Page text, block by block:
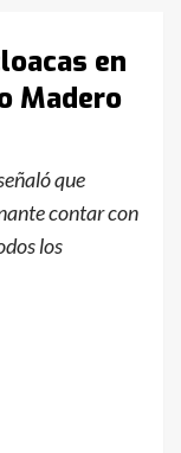
en
Madero
que
contar con
los